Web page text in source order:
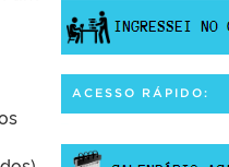
ACESSO RÁPIDO: